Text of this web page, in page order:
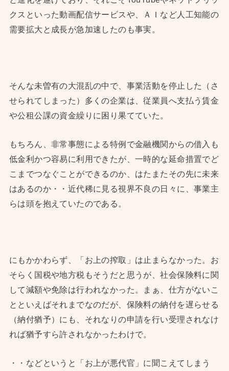
クスといった動画配信サービスや、ＡＩなど人工知能の
需要拡大と成長が急加速したのも事実。
そんな未曽有の大混乱の中で、事業活動を停止した（さ
せられてしまった）多くの企業は、従業員へ支払う賃金
や公租公課の資金繰りに困り果てていた。
もちろん、非常事態による特例で金融機関からの借入も
低金利かつ容易に利用できたが、一時的な延命措置でど
こまでつなぐことができるのか、はたまたその先に未来
はあるのか・・近代稀に見る視界不良の日々に、事業主
らは頭を抱えていたのである。
にもかかわらず、「お上の搾取」は止まらなかった。お
そらく国税や地方税もそうだと思うが、社会保険料に関
して減額や免除は行われなかった。まぁ、仕方がないこ
とといえばそれまでなのだが、保険料の納付を遅らせる
（納付猶予）にも、それなりの申請を行い受理されなけ
れば猶予すら許されなかったわけで。
・・などというと「お上が悪代官」に聞こえてしまう